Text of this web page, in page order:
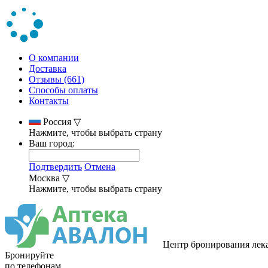
О компании
Доставка
Отзывы (661)
Способы оплаты
Контакты
Россия ▽
Нажмите, чтобы выбрать страну
Ваш город:
Подтвердить Отмена
Москва ▽
Нажмите, чтобы выбрать страну
Центр бронирования
Бронируйте
по телефонам